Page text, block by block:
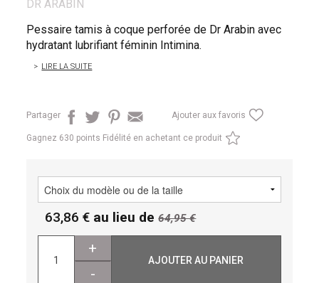
DR ARABIN
Pessaire tamis à coque perforée de Dr Arabin avec
hydratant lubrifiant féminin Intimina.
LIRE LA SUITE
Partager Ajouter aux favoris
Gagnez 630 points Fidélité en achetant ce produit
63,86 au lieu de64,95
+
-
AJOUTER AU PANIER